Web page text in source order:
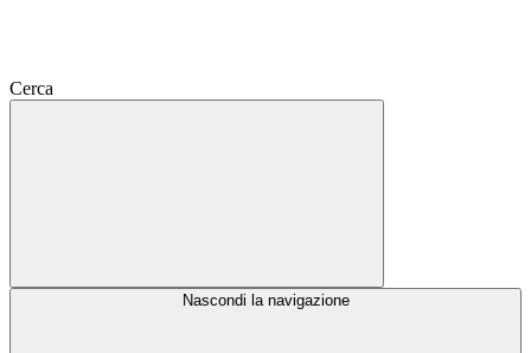
Cerca
Nascondi la navigazione